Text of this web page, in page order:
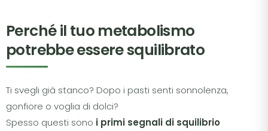
Perché il tuo metabolismo
potrebbe essere squilibrato
Ti svegli già stanco? Dopo i pasti senti sonnolenza,
gonfiore o voglia di dolci?
Spesso questi sono i primi segnali di squilibrio